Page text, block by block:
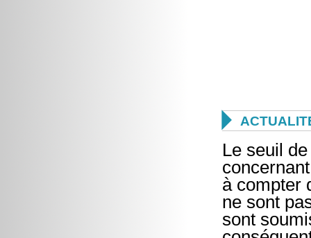

Le seuil
à compter
ne sont
sont